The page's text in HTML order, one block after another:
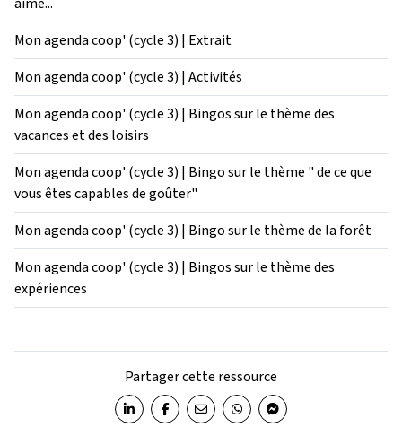
aime...
Mon agenda coop' (cycle 3) | Extrait
Mon agenda coop' (cycle 3) | Activités
Mon agenda coop' (cycle 3) | Bingos sur le thème des
vacances et des loisirs
Mon agenda coop' (cycle 3) | Bingo sur le thème " de ce que
vous êtes capables de goûter"
Mon agenda coop' (cycle 3) | Bingo sur le thème de la forêt
Mon agenda coop' (cycle 3) | Bingos sur le thème des
expériences
Partager cette ressource
Partager sur LinkedIn
Partager sur Facebook
Partager par email
Partager sur WhatsApp
Partager sur Messenger